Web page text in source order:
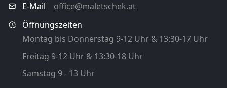
E-Mail
office@maletschek.at
Öffnungszeiten
Montag bis Donnerstag 9-12 Uhr & 13:30-17 Uhr
Freitag 9-12 Uhr & 13:30-18 Uhr
Samstag 9 - 13 Uhr